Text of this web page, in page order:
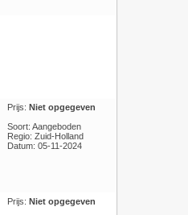
Prijs: Niet opgegeven
Soort: Aangeboden
Regio: Zuid-Holland
Datum: 05-11-2024
Prijs: Niet opgegeven